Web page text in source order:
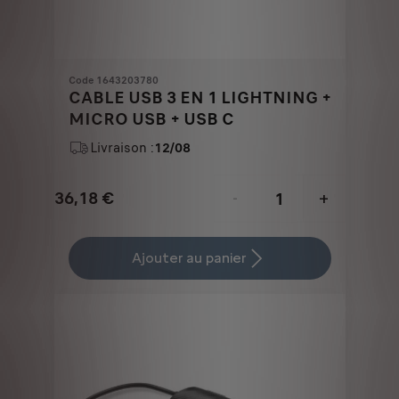
Code 1643203780
CABLE USB 3 EN 1 LIGHTNING +
MICRO USB + USB C
Livraison :12/08
36,18 €
Price
36,18
-
+
Quantity
updated
Ajouter au panier